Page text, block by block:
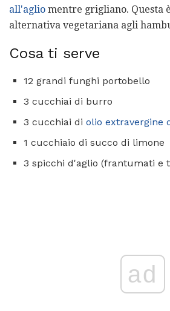
all'aglio mentre grigliano. Questa
alternativa vegetariana agli
Cosa ti serve
12 grandi funghi portobello
3 cucchiai di burro
3 cucchiai di olio extravergine
1 cucchiaio di succo di limone
3 spicchi d'aglio (frantumati e
ad